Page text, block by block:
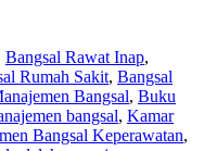
Bangsal Rawat Inap,
Rumah Sakit, Bangsal
Bangsal, Buku
bangsal, Kamar
Bangsal Keperawatan,